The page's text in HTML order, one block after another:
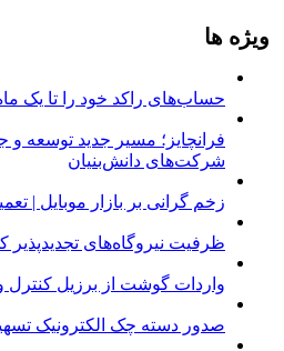
ویژه ها
حساب‌های راکد خود را تا یک ماه
فرانچایز؛ مسیر جدید توسعه
شرکت‌های دانش‌بنیان
زخم گرانی بر بازار موبایل |
ظرفیت نیروگاه‌های
واردات گوشت از برزیل
صدور دسته چک الکترونیک